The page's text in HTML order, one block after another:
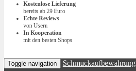
Kostenlose Lieferung
bereits ab 29 Euro
Echte Reviews
von Usern
In Kooperation
mit den besten Shops
Toggle navigation Schmuckaufbewahrung